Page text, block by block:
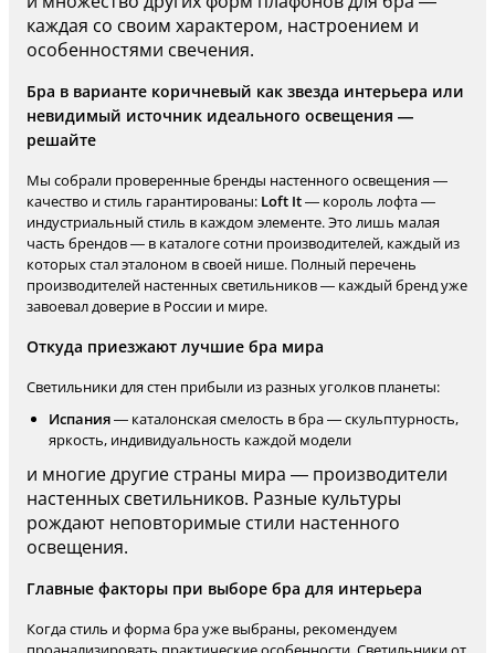
каждая со своим характером, настроением и
особенностями свечения.
Бра в варианте коричневый как звезда интерьера или
невидимый источник идеального освещения —
решайте
Мы собрали проверенные бренды настенного освещения —
качество и стиль гарантированы: Loft It— король лофта —
индустриальный стиль в каждом элементе. Это лишь малая
часть брендов — в каталоге сотни производителей, каждый из
которых стал эталоном в своей нише. Полный перечень
производителей настенных светильников — каждый бренд уже
завоевал доверие в России и мире.
Откуда приезжают лучшие бра мира
Светильники для стен прибыли из разных уголков планеты:
Испания— каталонская смелость в бра — скульптурность,
яркость, индивидуальность каждой модели
и многие другие страны мира — производители
настенных светильников. Разные культуры
рождают неповторимые стили настенного
освещения.
Главные факторы при выборе бра для интерьера
Когда стиль и форма бра уже выбраны, рекомендуем